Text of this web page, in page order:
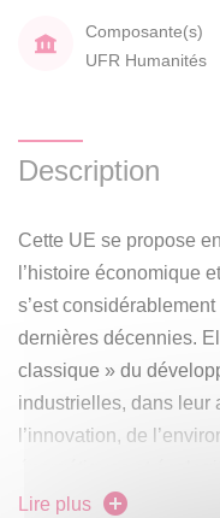
Composante(s)
UFR Humanités
Description
Cette UE se propose
l’histoire économique
s’est
dernières décennies.
classique » du
industrielles, dans leur
l’innovation, de
Dans une perspective
Lire plus